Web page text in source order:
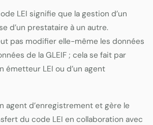
LEI signifie que la gestion d’un
d’un prestataire à un autre.
pas modifier elle-même les données
de la GLEIF ; cela se fait par
émetteur LEI ou d’un agent
agent d’enregistrement et gère le
du code LEI en collaboration avec